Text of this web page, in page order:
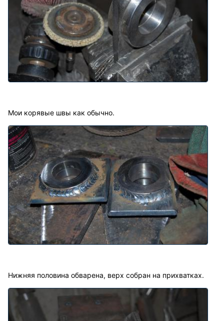
Мои корявые швы как обычно.
Нижняя половина обварена, верх собран на прихватках.